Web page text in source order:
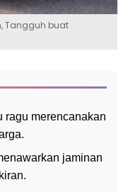
Tangguh buat
ragu merencanakan
jaminan